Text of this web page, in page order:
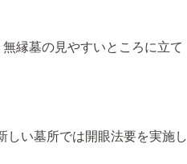
縁墓の見やすいところに立て
しい墓所では開眼法要を実施し